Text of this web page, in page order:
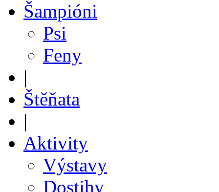
Šampióni
Psi
Feny
|
Štěňata
|
Aktivity
Výstavy
Dostihy